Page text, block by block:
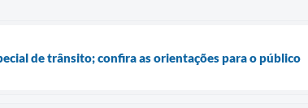
de trânsito; confira as orientações para o público